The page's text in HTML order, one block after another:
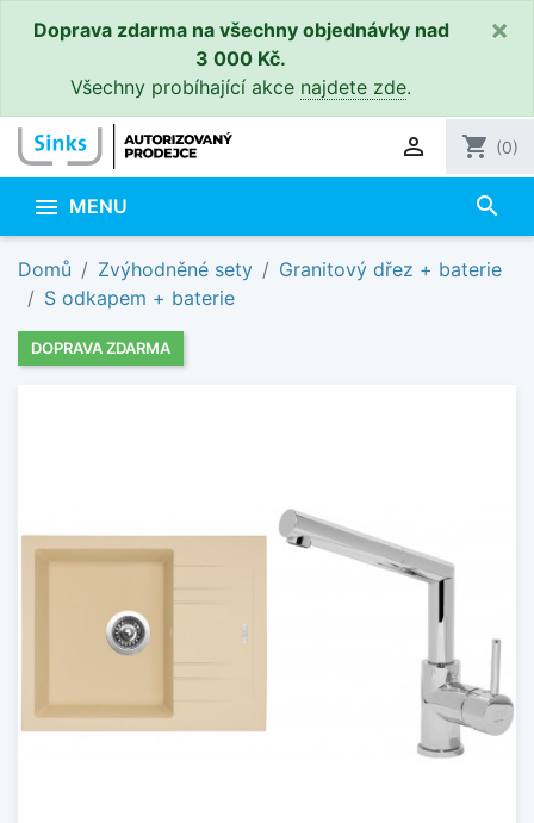
Doprava zdarma na všechny objednávky nad
3 000 Kč.
Všechny probíhající akce najdete zde.
×
 shopping_cart (0)
 MENU search
Domů Zvýhodněné sety
Granitový dřez + baterie
S odkapem + baterie
DOPRAVA ZDARMA